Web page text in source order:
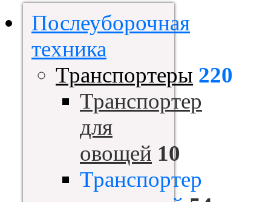
Послеуборочная
техника
Транспортеры 220
Транспортер
для
овощей 10
Транспортер